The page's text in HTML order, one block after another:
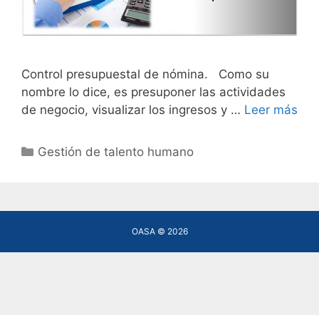
Control presupuestal de nómina. Como su
nombre lo dice, es presuponer las actividades
de negocio, visualizar los ingresos y … Leer más
Categories
Gestión de talento humano
OASA © 2026